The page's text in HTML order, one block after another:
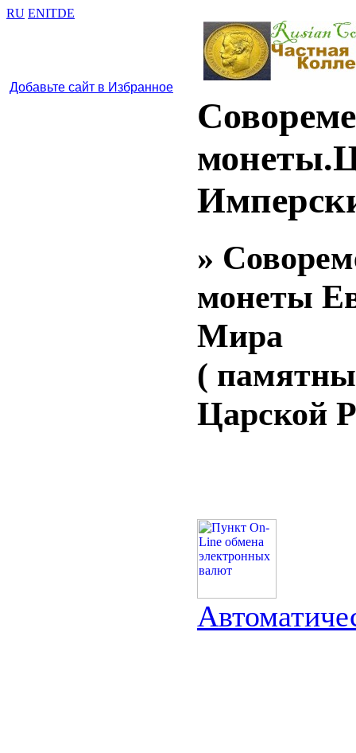
RU ENITDE
Добавьте сайт в Избранное
»
монеты
Мира
(
Царской